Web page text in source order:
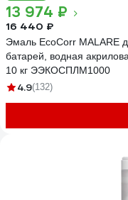
13 974 ₽
16 440 ₽
Эмаль EcoCorr MALARE
батарей, водная
10 кг ЭЭКОСПЛМ1000
4.9(132)